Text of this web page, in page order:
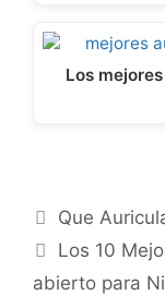
Los
Que
Los 10
abierto para